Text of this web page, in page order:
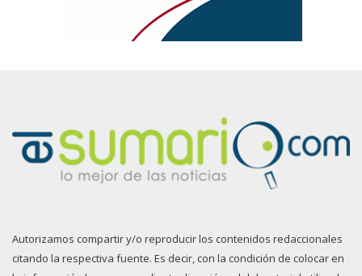
Autorizamos compartir y/o reproducir los contenidos redaccionales
citando la respectiva fuente. Es decir, con la condición de colocar en